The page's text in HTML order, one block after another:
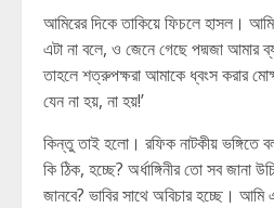
আমিরের দিকে তাকিয়ে ফিচলে হাসল।
এটা না বলে, ও জেনে গেছে পদ্মজা আমার
তাহলে শত্রুপক্ষরা আমাকে ধ্বংস করার
যেন না হয়, না হয়!’
কিন্তু তাই হলো। রফিক নাটকীয় ভঙ্গিতে
কি ঠিক, হচ্ছে? অর্ধাঙ্গিনীর তো সব জানা
জানবে? ভাবির সাথে অবিচার হচ্ছে। আমি